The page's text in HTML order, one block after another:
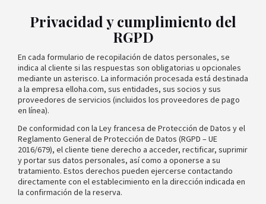
Privacidad y cumplimiento del
RGPD
En cada formulario de recopilación de datos personales, se
indica al cliente si las respuestas son obligatorias u opcionales
mediante un asterisco. La información procesada está destinada
a la empresa elloha.com, sus entidades, sus socios y sus
proveedores de servicios (incluidos los proveedores de pago
en línea).
De conformidad con la Ley francesa de Protección de Datos y el
Reglamento General de Protección de Datos (RGPD – UE
2016/679), el cliente tiene derecho a acceder, rectificar, suprimir
y portar sus datos personales, así como a oponerse a su
tratamiento. Estos derechos pueden ejercerse contactando
directamente con el establecimiento en la dirección indicada en
la confirmación de la reserva.